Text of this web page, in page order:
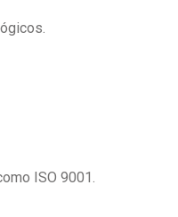
ISO 9001.